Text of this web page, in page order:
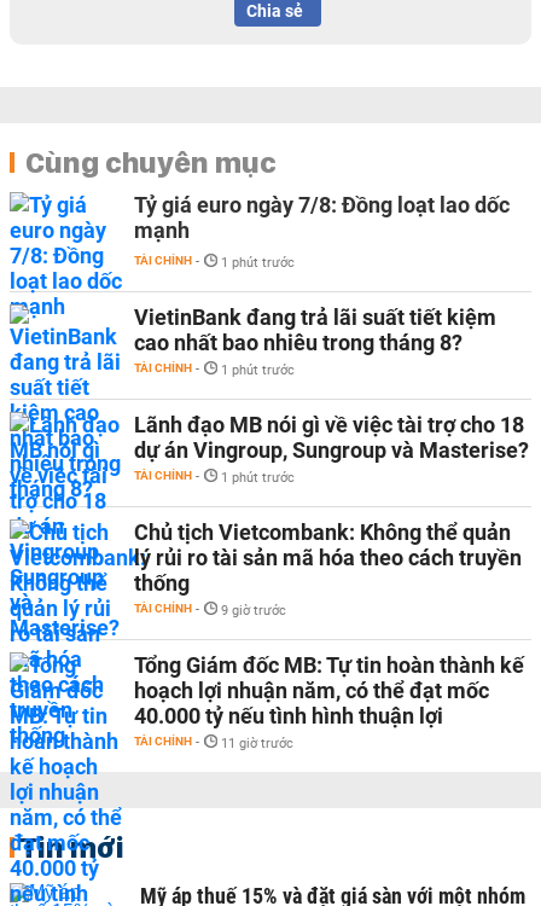
Chia sẻ
Cùng chuyên mục
Tỷ giá euro ngày 7/8: Đồng loạt lao dốc
mạnh
TÀI CHÍNH - 1 phút trước
VietinBank đang trả lãi suất tiết kiệm
cao nhất bao nhiêu trong tháng 8?
TÀI CHÍNH - 1 phút trước
Lãnh đạo MB nói gì về việc tài trợ cho 18
dự án Vingroup, Sungroup và Masterise?
TÀI CHÍNH - 1 phút trước
Chủ tịch Vietcombank: Không thể quản
lý rủi ro tài sản mã hóa theo cách truyền
thống
TÀI CHÍNH - 9 giờ trước
Tổng Giám đốc MB: Tự tin hoàn thành kế
hoạch lợi nhuận năm, có thể đạt mốc
40.000 tỷ nếu tình hình thuận lợi
TÀI CHÍNH - 11 giờ trước
Tin mới
Mỹ áp thuế 15% và đặt giá sàn với một nhóm